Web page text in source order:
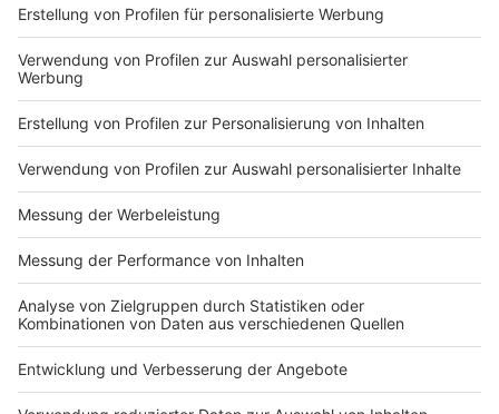
Anzeige
Videospiele boomen weiter
Anzeige
Die Videospielbranche ist in den letzten Jahren stark
gewachsen. Während Corona sind mehr Menschen zu
Hause geblieben und haben öfter zum Controller oder
zur Computermaus gegriffen. Auch im ersten Quartal
2023 hat der Games-Markt wieder ein starkes Plus
hingelegt. Vor allem die Anfragen nach Gaming-PCs,
Spielekonsolen und entsprechendem Zubehör sind
gestiegen.